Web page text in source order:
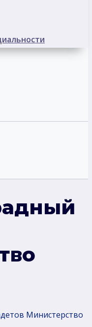
Министерство